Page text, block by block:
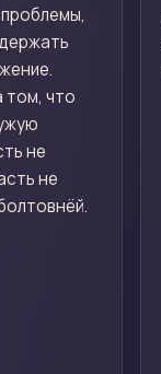
том, что
не
не